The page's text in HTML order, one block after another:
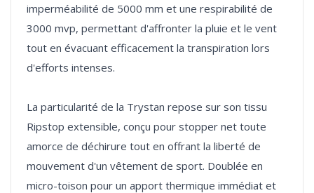
imperméabilité de 5000 mm et une respirabilité de
3000 mvp, permettant d'affronter la pluie et le vent
tout en évacuant efficacement la transpiration lors
d'efforts intenses.
La particularité de la Trystan repose sur son tissu
Ripstop extensible, conçu pour stopper net toute
amorce de déchirure tout en offrant la liberté de
mouvement d'un vêtement de sport. Doublée en
micro-toison pour un apport thermique immédiat et